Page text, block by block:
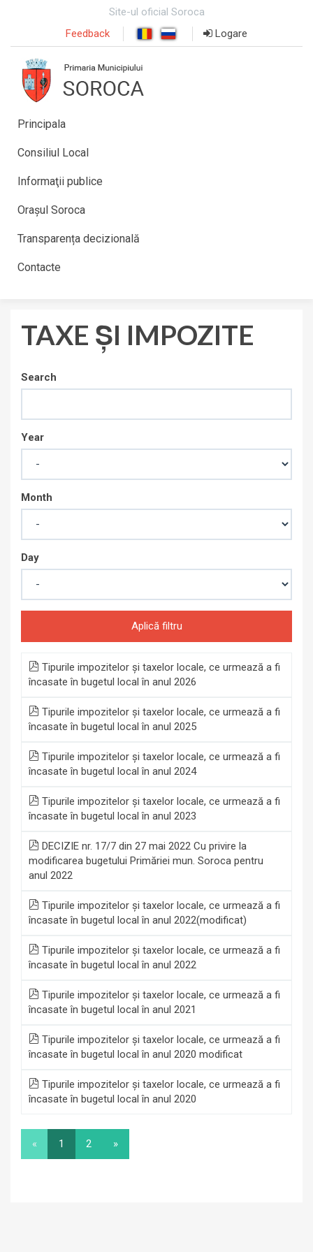
Site-ul oficial Soroca
Feedback
Logare
Principala
Consiliul Local
Informaţii publice
Orașul Soroca
Transparența decizională
Contacte
TAXE ȘI IMPOZITE
Search
Year
Month
Day
Aplică filtru
Tipurile impozitelor și taxelor locale, ce urmează a fi
încasate în bugetul local în anul 2026
Tipurile impozitelor și taxelor locale, ce urmează a fi
încasate în bugetul local în anul 2025
Tipurile impozitelor și taxelor locale, ce urmează a fi
încasate în bugetul local în anul 2024
Tipurile impozitelor și taxelor locale, ce urmează a fi
încasate în bugetul local în anul 2023
DECIZIE nr. 17/7 din 27 mai 2022 Cu privire la
modificarea bugetului Primăriei mun. Soroca pentru
anul 2022
Tipurile impozitelor și taxelor locale, ce urmează a fi
încasate în bugetul local în anul 2022(modificat)
Tipurile impozitelor și taxelor locale, ce urmează a fi
încasate în bugetul local în anul 2022
Tipurile impozitelor și taxelor locale, ce urmează a fi
încasate în bugetul local în anul 2021
Tipurile impozitelor și taxelor locale, ce urmează a fi
încasate în bugetul local în anul 2020 modificat
Tipurile impozitelor și taxelor locale, ce urmează a fi
încasate în bugetul local în anul 2020
« 1 2 »